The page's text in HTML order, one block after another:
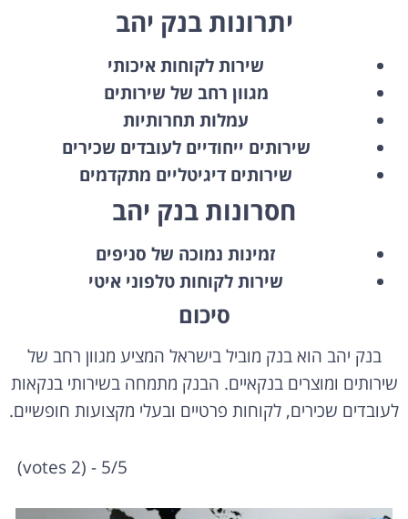
יתרונות בנק יהב
שירות לקוחות איכותי
מגוון רחב של שירותים
עמלות תחרותיות
שירותים ייחודיים לעובדים שכירים
שירותים דיגיטליים מתקדמים
חסרונות בנק יהב
זמינות נמוכה של סניפים
שירות לקוחות טלפוני איטי
סיכום
בנק יהב הוא בנק מוביל בישראל המציע מגוון רחב של
שירותים ומוצרים בנקאיים. הבנק מתמחה בשירותי בנקאות
לעובדים שכירים, לקוחות פרטיים ובעלי מקצועות חופשיים.
5/5 - (2 votes)